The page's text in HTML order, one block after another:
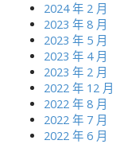
2024 年 2 月
2023 年 8 月
2023 年 5 月
2023 年 4 月
2023 年 2 月
2022 年 12 月
2022 年 8 月
2022 年 7 月
2022 年 6 月